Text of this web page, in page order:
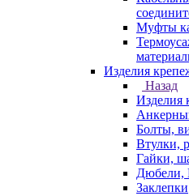
Муфты
Изделия
Назад
Изделия
Болты,
Втулки,
Гайки,
Дюбели,
Заклепки